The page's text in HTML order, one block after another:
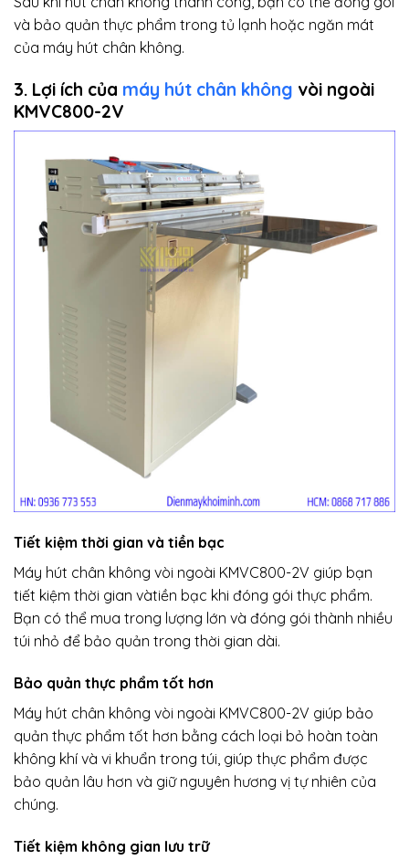
và bảo quản thực phẩm trong tủ lạnh hoặc ngăn mát
của máy hút chân không.
3. Lợi ích của máy hút chân không vòi ngoài
KMVC800-2V
Tiết kiệm thời gian và tiền bạc
Máy hút chân không vòi ngoài KMVC800-2V giúp bạn
tiết kiệm thời gian vàtiền bạc khi đóng gói thực phẩm.
Bạn có thể mua trong lượng lớn và đóng gói thành nhiều
túi nhỏ để bảo quản trong thời gian dài.
Bảo quản thực phẩm tốt hơn
Máy hút chân không vòi ngoài KMVC800-2V giúp bảo
quản thực phẩm tốt hơn bằng cách loại bỏ hoàn toàn
không khí và vi khuẩn trong túi, giúp thực phẩm được
bảo quản lâu hơn và giữ nguyên hương vị tự nhiên của
chúng.
Tiết kiệm không gian lưu trữ